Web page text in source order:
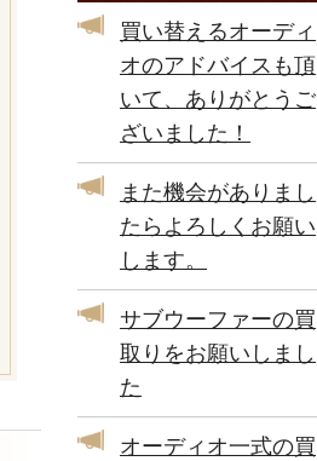
買い替えるオーディ
オのアドバイスも頂
いて、ありがとうご
ざいました！
また機会がありまし
たらよろしくお願い
します。
サブウーファーの買
取りをお願いしまし
た
オーディオ一式の買